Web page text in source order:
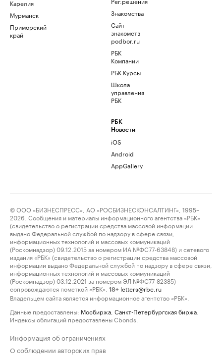
Карелия
Мурманск
Приморский
край
Знакомства
Сайт
знакомств
podbor.ru
РБК
Компании
РБК Курсы
Школа
управления
РБК
РБК
Новости
iOS
Android
AppGallery
© ООО «БИЗНЕСПРЕСС», АО «РОСБИЗНЕСКОНСАЛТИНГ», 1995–
2026. Сообщения и материалы информационного агентства «РБК»
(свидетельство о регистрации средства массовой информации
выдано Федеральной службой по надзору в сфере связи,
информационных технологий и массовых коммуникаций
(Роскомнадзор) 09.12.2015 за номером ИА №ФС77-63848) и сетевого
издания «РБК» (свидетельство о регистрации средства массовой
информации выдано Федеральной службой по надзору в сфере связи,
информационных технологий и массовых коммуникаций
(Роскомнадзор) 03.12.2021 за номером ЭЛ №ФС77-82385)
сопровождаются пометкой «РБК».
18+ letters@rbc.ru
Владельцем сайта является информационное агентство «РБК».
Данные предоставлены: Мосбиржа Санкт-Петербургская биржа
Индексы облигаций предоставлены Cbonds.
Информация об ограничениях
О соблюдении авторских прав